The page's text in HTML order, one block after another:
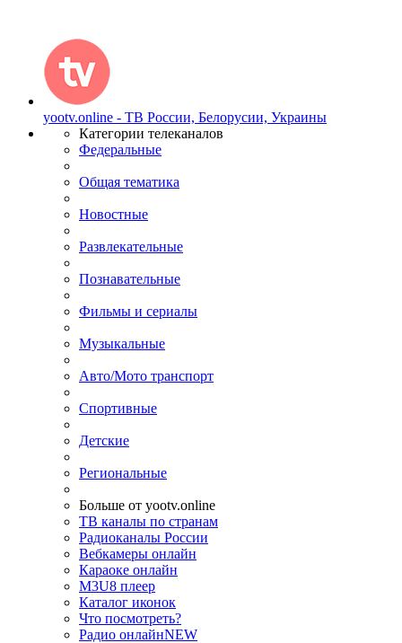
yootv.online - ТВ России, Белорусии, Украины
Категории телеканалов
Федеральные
Общая тематика
Новостные
Развлекательные
Познавательные
Фильмы и сериалы
Музыкальные
Авто/Мото транспорт
Спортивные
Детские
Региональные
Больше от yootv.online
ТВ каналы по странам
Радиоканалы России
Вебкамеры онлайн
Караоке онлайн
M3U8 плеер
Каталог иконок
Что посмотреть?
Радио онлайнNEW